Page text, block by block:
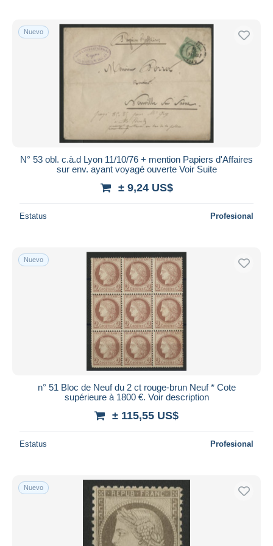
Nuevo
N° 53 obl. c.à.d Lyon 11/10/76 + mention Papiers d'Affaires
sur env. ayant voyagé ouverte Voir Suite
± 9,24 US$
Estatus Profesional
Nuevo
n° 51 Bloc de Neuf du 2 ct rouge-brun Neuf * Cote
supérieure à 1800 €. Voir description
± 115,55 US$
Estatus Profesional
Nuevo